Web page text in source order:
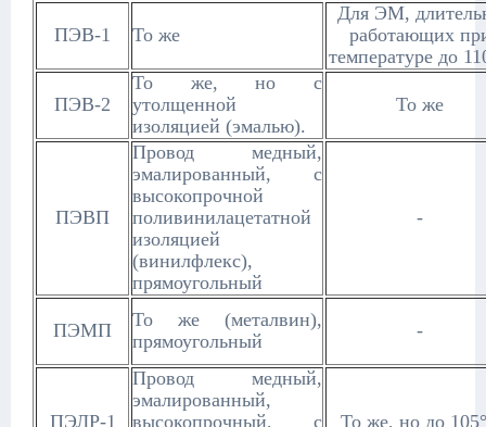
ПЭВ-1 То же
Для ЭМ,
работающих
температуре до
ПЭВ-2
То же, но с
утолщенной
изоляцией (эмалью).
То же
ПЭВП
Провод медный,
эмалированный, с
высокопрочной
поливинилацетатной
изоляцией
(винилфлекс),
прямоугольный
-
ПЭМП
То же (металвин),
прямоугольный
-
ПЭЛР-1
Провод медный,
эмалированный,
высокопрочный, с
То же, но до